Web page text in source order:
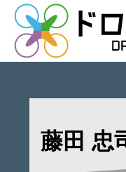
藤田 忠